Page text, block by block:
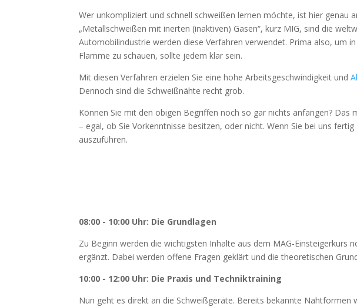
Wer unkompliziert und schnell schweißen lernen möchte, ist hier genau
„Metallschweißen mit inerten (inaktiven) Gasen“, kurz MIG, sind die
Automobilindustrie werden diese Verfahren verwendet. Prima also, um
Flamme zu schauen, sollte jedem klar sein.
Mit diesen Verfahren erzielen Sie eine hohe Arbeitsgeschwindigkeit und
Dennoch sind die Schweißnähte recht grob.
Können Sie mit den obigen Begriffen noch so gar nichts anfangen?
– egal, ob Sie Vorkenntnisse besitzen, oder nicht. Wenn Sie bei uns
auszuführen.
08:00 - 10:00 Uhr: Die Grundlagen
Zu Beginn werden die wichtigsten Inhalte aus dem MAG-
ergänzt. Dabei werden offene Fragen geklärt und die theoretischen
10:00 - 12:00 Uhr: Die Praxis und Techniktraining
Nun geht es direkt an die Schweißgeräte. Bereits bekannte